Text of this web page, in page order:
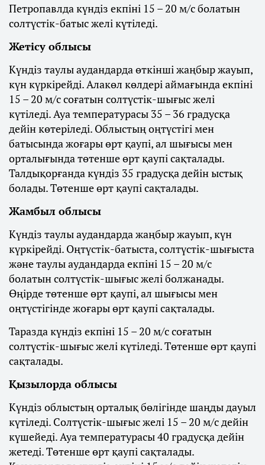
Петропавлда күндіз екпіні 15 – 20 м/с болатын
солтүстік-батыс желі күтіледі.
Жетісу облысы
Күндіз таулы аудандарда өткінші жаңбыр жауып,
күн күркірейді. Алакөл көлдері аймағында екпіні
15 – 20 м/с соғатын солтүстік-шығыс желі
күтіледі. Ауа температурасы 35 – 36 градусқа
дейін көтеріледі. Облыстың оңтүстігі мен
батысында жоғары өрт қаупі, ал шығысы мен
орталығында төтенше өрт қаупі сақталады.
Талдықорғанда күндіз 35 градусқа дейін ыстық
болады. Төтенше өрт қаупі сақталады.
Жамбыл облысы
Күндіз таулы аудандарда жаңбыр жауып, күн
күркірейді. Оңтүстік-батыста, солтүстік-шығыста
және таулы аудандарда екпіні 15 – 20 м/с
болатын солтүстік-шығыс желі болжанады.
Өңірде төтенше өрт қаупі, ал шығысы мен
оңтүстігінде жоғары өрт қаупі сақталады.
Таразда күндіз екпіні 15 – 20 м/с соғатын
солтүстік-шығыс желі күтіледі. Төтенше өрт қаупі
сақталады.
Қызылорда облысы
Күндіз облыстың орталық бөлігінде шаңды дауыл
күтіледі. Солтүстік-шығыс желі 15 – 20 м/с дейін
күшейеді. Ауа температурасы 40 градусқа дейін
жетеді. Төтенше өрт қаупі сақталады.